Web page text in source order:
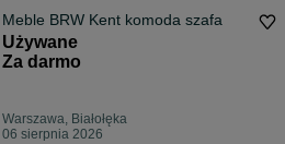
Meble BRW Kent komoda szafa
Używane
Za darmo
Warszawa, Białołęka
06 sierpnia 2026